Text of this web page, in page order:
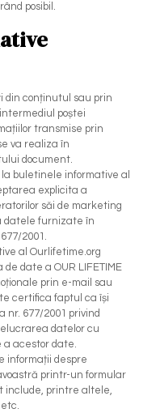
posibil.
din conținutul sau prin
poștei
transmise prin
va realiza în
document.
buletinele informative al
explicita a
săi de marketing
datele furnizate în
2001.
al Ourlifetime.org
date a OUR LIFETIME
prin e-mail sau
certifica faptul ca își
nr. 677/2001 privind
datelor cu
acestor date.
informații despre
printr-un formular
include, printre altele,